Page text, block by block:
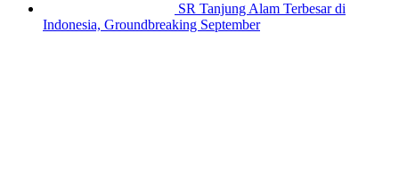
SR Tanjung Alam Terbesar di
Indonesia, Groundbreaking September